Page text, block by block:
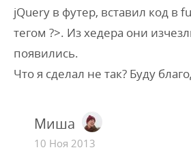
jQuery в футер, вставил код в
тегом ?>. Из хедера они
появились.
Что я сделал не так? Буду
Миша
10 Ноя 2013